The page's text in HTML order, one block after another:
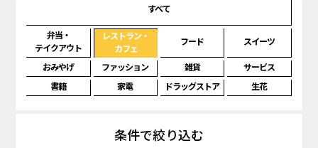
すべて
弁当・
テイクアウト
レストラン・
カフェ
フード スイーツ
おみやげ ファッション 雑貨
サービス
書籍
家電 ドラッグストア 生花
条件で絞り込む